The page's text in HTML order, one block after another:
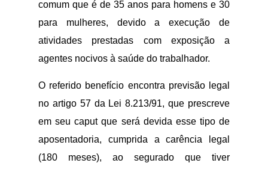
comum que é de 35 anos para homens e 30
para mulheres, devido a execução de
atividades prestadas com exposição a
agentes nocivos à saúde do trabalhador.
O referido benefício encontra previsão legal
no artigo 57 da Lei 8.213/91, que prescreve
em seu caput que será devida esse tipo de
aposentadoria, cumprida a carência legal
(180 meses), ao segurado que tiver